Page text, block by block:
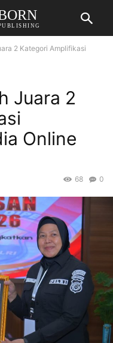
2 Kategori Amplifikasi
Juara 2
Online
0
68